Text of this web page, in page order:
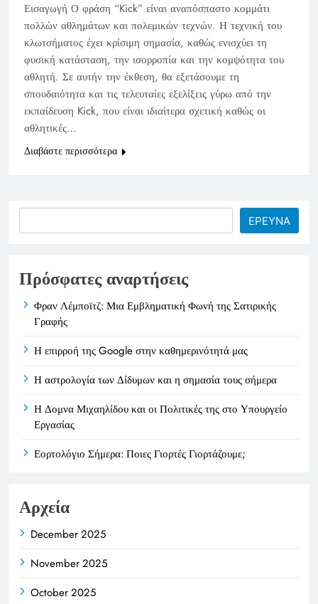
Εισαγωγή Ο φράση “Kick” είναι αναπόσπαστο κομμάτι
πολλών αθλημάτων και πολεμικών τεχνών. Η τεχνική του
κλωτσήματος έχει κρίσιμη σημασία, καθώς ενισχύει τη
φυσική κατάσταση, την ισορροπία και την κομψότητα του
αθλητή. Σε αυτήν την έκθεση, θα εξετάσουμε τη
σπουδαιότητα και τις τελευταίες εξελίξεις γύρω από την
εκπαίδευση Kick, που είναι ιδιαίτερα σχετική καθώς οι
αθλητικές…
Διαβάστε περισσότερα
ΕΡΕΥΝΑ
Πρόσφατες αναρτήσεις
Φραν Λέμποϊτζ: Μια Εμβληματική Φωνή της Σατιρικής
Γραφής
Η επιρροή της Google στην καθημερινότητά μας
Η αστρολογία των Δίδυμων και η σημασία τους σήμερα
Η Δομνα Μιχαηλίδου και οι Πολιτικές της στο Υπουργείο
Εργασίας
Εορτολόγιο Σήμερα: Ποιες Γιορτές Γιορτάζουμε;
Αρχεία
December 2025
November 2025
October 2025